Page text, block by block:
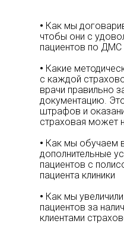
• Как мы
чтобы они с
пациентов по ДМС
• Какие
с каждой
врачи правильно
документацию.
штрафов и
страховая может
• Как мы обучаем
дополнительные
пациентов с
пациента клиники
• Как мы
пациентов за
клиентами